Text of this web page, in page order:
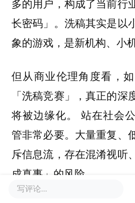
多的用户，构成了当前行
长密码」。洗稿其实是以
象的游戏，是新机构、小
但从商业伦理角度看，
「洗稿竞赛」，真正的深
将被边缘化。 站在社会
管非常必要。大量重复、
斥信息流，存在混淆视听
成真事」的风险。
写评论...